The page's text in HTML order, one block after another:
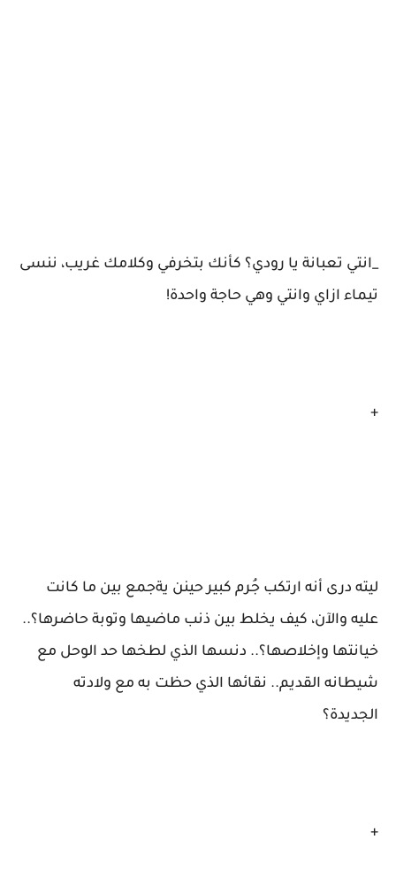
_انتي تعبانة يا رودي؟ كأنك بتخرفي وكلامك غريب، ننسى
تيماء ازاي وانتي وهي حاجة واحدة!
+
ليته درى أنه ارتكب جُرم كبير حينن يةجمع بين ما كانت
عليه والآن، كيف يخلط بين ذنب ماضيها وتوبة حاضرها؟..
خيانتها وإخلاصها؟.. دنسها الذي لطخها حد الوحل مع
شيطانه القديم.. نقائها الذي حظت به مع ولادته
الجديدة؟
+